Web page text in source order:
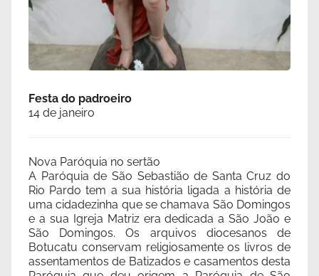
Festa do padroeiro
14 de janeiro
Nova Paróquia no sertão
A Paróquia de São Sebastião de Santa Cruz do
Rio Pardo tem a sua história ligada a história de
uma cidadezinha que se chamava São Domingos
e a sua Igreja Matriz era dedicada a São João e
São Domingos. Os arquivos diocesanos de
Botucatu conservam religiosamente os livros de
assentamentos de Batizados e casamentos desta